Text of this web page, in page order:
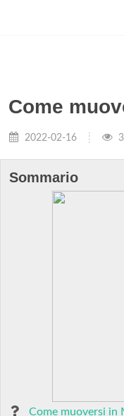
Come
2022-02-16
Sommario
Come muoversi in